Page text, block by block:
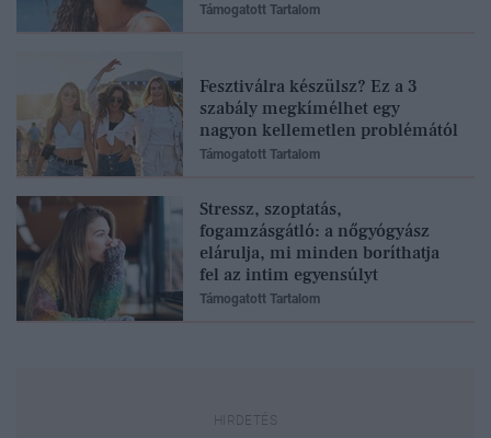
Támogatott Tartalom
Fesztiválra készülsz? Ez a 3
szabály megkímélhet egy
nagyon kellemetlen problémától
Támogatott Tartalom
Stressz, szoptatás,
fogamzásgátló: a nőgyógyász
elárulja, mi minden boríthatja
fel az intim egyensúlyt
Támogatott Tartalom